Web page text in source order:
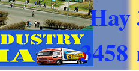
Hay
3458